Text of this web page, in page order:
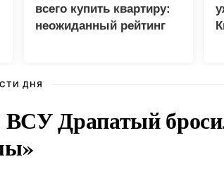
всего купить квартиру:
неожиданный рейтинг
ДНЯ
Драпатый